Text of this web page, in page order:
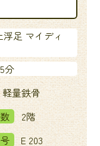
足 マイディ
分
軽量鉄骨
2階
Ｅ203